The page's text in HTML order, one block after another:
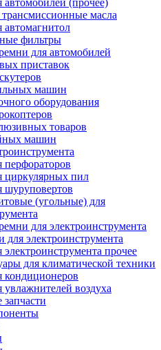
автомобилей (прочее)
масла
автомагнитол
фильтры
для автомобилей
приставок
машин
оборудования
товаров
машин
перфораторов
циркулярных пил
шуруповертов
(угольные) для
для электроинструмента
электроинструмента
электроинструмента прочее
для климатической техники
кондиционеров
увлажнителей воздуха